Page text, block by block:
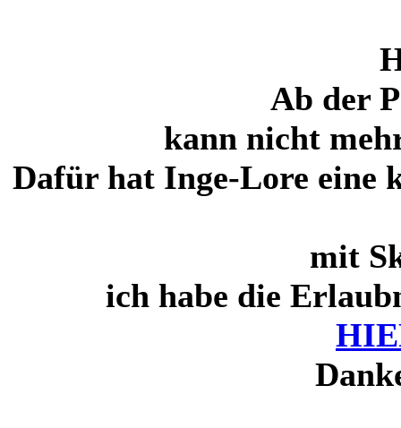
Ab der
kann nicht
Dafür hat Inge-Lore eine
mit
ich habe die